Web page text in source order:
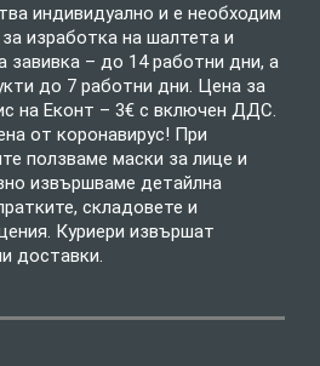
индивидуално и е необходим
изработка на шалтета и
завивка – до 14 работни дни, а
до 7 работни дни. Цена за
на Еконт – 3€ с включен ДДС.
от коронавирус! При
ползваме маски за лице и
извършваме детайлна
складовете и
Куриери извършат
доставки.